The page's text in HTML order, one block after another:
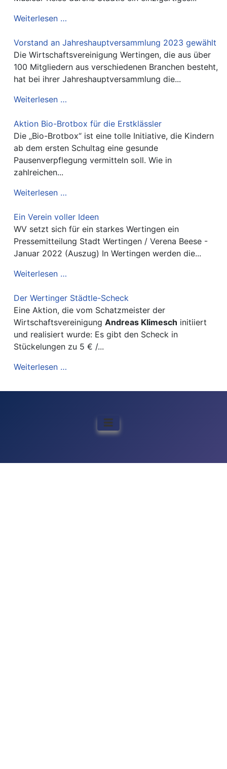
Weiterlesen …
Vorstand an Jahreshauptversammlung 2023 gewählt
Die Wirtschaftsvereinigung Wertingen, die aus über
100 Mitgliedern aus verschiedenen Branchen besteht,
hat bei ihrer Jahreshauptversammlung die...
Weiterlesen …
Aktion Bio-Brotbox für die Erstklässler
Die „Bio-Brotbox“ ist eine tolle Initiative, die Kindern
ab dem ersten Schultag eine gesunde
Pausenverpflegung vermitteln soll. Wie in
zahlreichen...
Weiterlesen …
Ein Verein voller Ideen
WV setzt sich für ein starkes Wertingen ein
Pressemitteilung Stadt Wertingen / Verena Beese -
Januar 2022 (Auszug) In Wertingen werden die...
Weiterlesen …
Der Wertinger Städtle-Scheck
Eine Aktion, die vom Schatzmeister der
WirtschaftsvereinigungAndreas Klimesch initiiert
und realisiert wurde: Es gibt den Scheck in
Stückelungen zu 5 € /...
Weiterlesen …